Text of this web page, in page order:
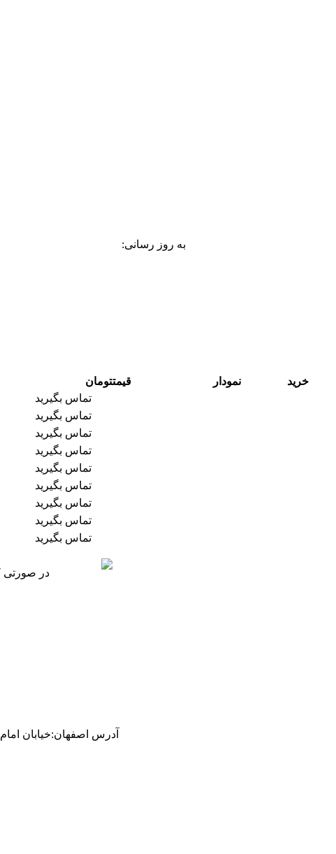
به روز رسانی:
قیمتتومان نمودار
خرید
تماس بگیرید
تماس بگیرید
تماس بگیرید
تماس بگیرید
تماس بگیرید
تماس بگیرید
تماس بگیرید
تماس بگیرید
تماس بگیرید
در صورتی
آدرس اصفهان:خیابان امام